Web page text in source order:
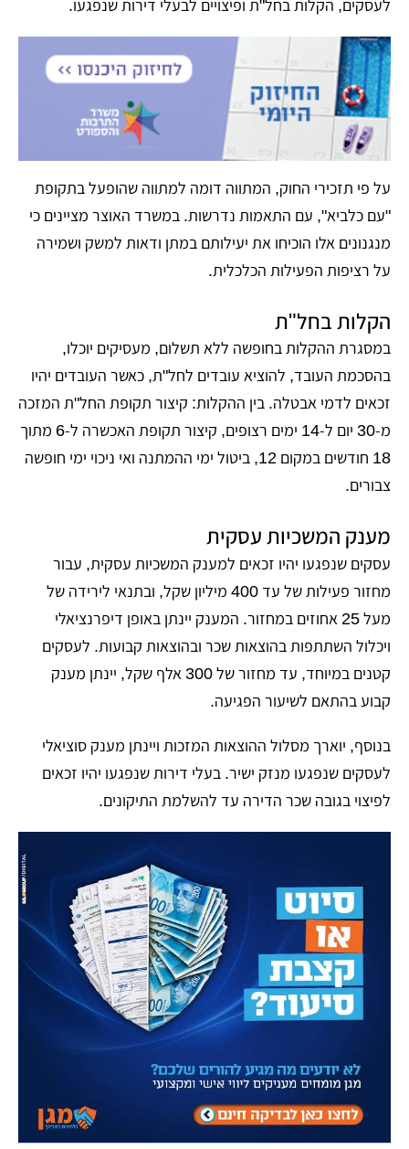
לעסקים, הקלות בחל"ת ופיצויים לבעלי דירות שנפגעו.
על פי תזכירי החוק, המתווה דומה למתווה שהופעל בתקופת
"עם כלביא", עם התאמות נדרשות. במשרד האוצר מציינים כי
מנגנונים אלו הוכיחו את יעילותם במתן ודאות למשק ושמירה
על רציפות הפעילות הכלכלית.
הקלות בחל"ת
במסגרת ההקלות בחופשה ללא תשלום, מעסיקים יוכלו,
בהסכמת העובד, להוציא עובדים לחל"ת, כאשר העובדים יהיו
זכאים לדמי אבטלה. בין ההקלות: קיצור תקופת החל"ת המזכה
מ-30 יום ל-14 ימים רצופים, קיצור תקופת האכשרה ל-6 מתוך
18 חודשים במקום 12, ביטול ימי ההמתנה ואי ניכוי ימי חופשה
צבורים.
מענק המשכיות עסקית
עסקים שנפגעו יהיו זכאים למענק המשכיות עסקית, עבור
מחזור פעילות של עד 400 מיליון שקל, ובתנאי לירידה של
מעל 25 אחוזים במחזור. המענק יינתן באופן דיפרנציאלי
ויכלול השתתפות בהוצאות שכר ובהוצאות קבועות. לעסקים
קטנים במיוחד, עד מחזור של 300 אלף שקל, יינתן מענק
קבוע בהתאם לשיעור הפגיעה.
בנוסף, יוארך מסלול ההוצאות המזכות ויינתן מענק סוציאלי
לעסקים שנפגעו מנזק ישיר. בעלי דירות שנפגעו יהיו זכאים
לפיצוי בגובה שכר הדירה עד להשלמת התיקונים.